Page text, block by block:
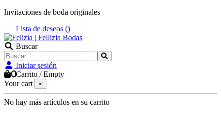
Invitaciones de boda originales
Lista de deseos ()
Buscar
Iniciar sesión
0Carrito /Empty
Your cart
×
No hay más artículos en su carrito